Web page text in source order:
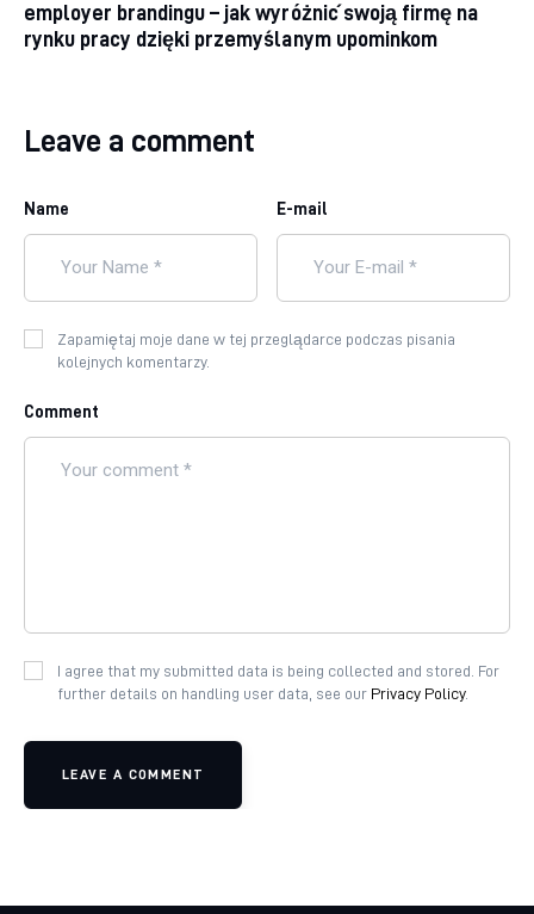
employer brandingu – jak wyróżnić swoją firmę na
rynku pracy dzięki przemyślanym upominkom
Leave a comment
Name E-mail
Zapamiętaj moje dane w tej przeglądarce podczas pisania
kolejnych komentarzy.
Comment
I agree that my submitted data is being collected and stored. For
further details on handling user data, see our Privacy Policy.
LEAVE A COMMENT